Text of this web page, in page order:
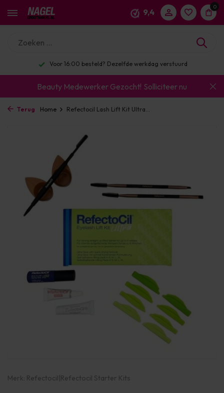
9,4
0
Voor 16:00 besteld? Dezelfde werkdag verstuurd
Beauty Medewerker Gezocht! Solliciteer nu
Terug Home Refectocil Lash Lift Kit Ultra...
Merk: Refectocil|Refectocil Starter Kits